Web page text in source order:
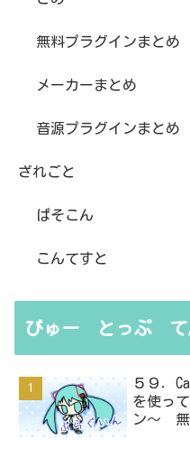
無料プラグインまとめ
メーカーまとめ
音源プラグインまとめ
ざれごと
ぱそこん
こんてすと
びゅー とっぷ て
５９．
を使っ
ン～ 無